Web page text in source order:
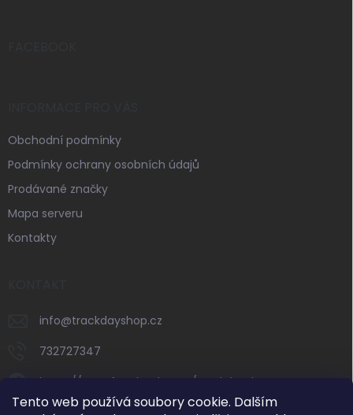
Tento web používá soubory cookie. Dalším
Obchodní podmínky
Podmínky ochrany osobních údajů
Prodávané značky
Mapa serveru
Kontakty
info@trackdayshop.cz
732727347
https://www.facebook.com/trackdayshop